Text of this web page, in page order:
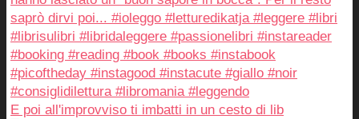
E poi all'improvviso ti imbatti in un cesto di lib